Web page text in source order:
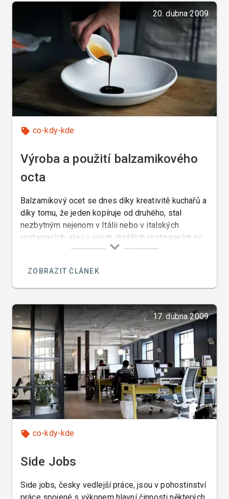
20. dubna 2009
co-kdy-kde
Výroba a použití balzamikového
octa
Balzamikový ocet se dnes díky kreativitě kuchařů a
díky tomu, že jeden kopíruje od druhého, stal
nezbytným nejenom v Itálii nebo v italských
restauracích, ale i v jiných dražších restauracích po
celém světě. Italové používají balzamikový ocet již
červený a bílý.
ZOBRAZIT ČLÁNEK
17. dubna 2009
co-kdy-kde
Side Jobs
Side jobs, česky vedlejší práce, jsou v pohostinství
práce spojené s výkonem hlavní činnosti některých